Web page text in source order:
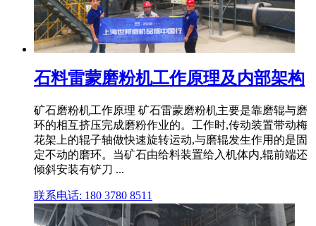
石料雷蒙磨粉机工作原理及内部架构
矿石磨粉机工作原理 矿石雷蒙磨粉机主要是靠磨辊与磨
环的相互挤压完成磨粉作业的。工作时,传动装置带动梅
花架上的辊子轴做快速旋转运动,与磨辊发生作用的是固
定不动的磨环。当矿石由给料装置给入机体内,辊前端还
倾斜安装有铲刀 ...
联系电话: 180 3780 8511